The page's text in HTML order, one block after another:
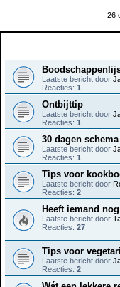
26
Laatste bericht door
Reacties: 1
Ontbijttip
Laatste bericht door
Reacties: 1
30 dagen schema
Laatste bericht door
Reacties: 1
Tips voor
Laatste bericht door
Reacties: 2
Heeft iemand
Laatste bericht door
Reacties: 27
Tips voor
Laatste bericht door
Reacties: 2